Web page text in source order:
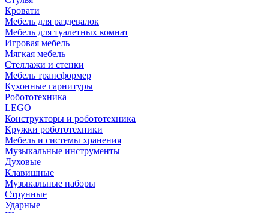
Кровати
Мебель для раздевалок
Мебель для туалетных комнат
Игровая мебель
Мягкая мебель
Стеллажи и стенки
Мебель трансформер
Кухонные гарнитуры
Робототехника
LEGO
Конструкторы и робототехника
Кружки робототехники
Мебель и системы хранения
Музыкальные инструменты
Духовые
Клавишные
Музыкальные наборы
Струнные
Ударные